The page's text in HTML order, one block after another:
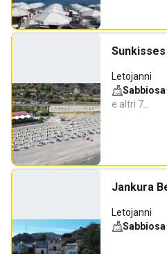
Letojanni
Sabbiosa·
e altri 7…
Jankura
Letojanni
Sabbiosa·